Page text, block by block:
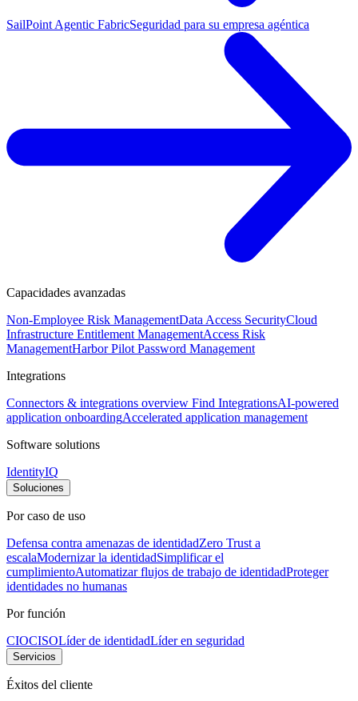
SailPoint Agentic FabricSeguridad para su empresa agéntica
Capacidades avanzadas
Non-Employee Risk ManagementData Access SecurityCloud
Infrastructure Entitlement ManagementAccess Risk
ManagementHarbor Pilot Password Management
Integrations
Connectors & integrations overview Find IntegrationsAI-powered
application onboardingAccelerated application management
Software solutions
IdentityIQ
Soluciones
Por caso de uso
Defensa contra amenazas de identidadZero Trust a
escalaModernizar la identidadSimplificar el
cumplimientoAutomatizar flujos de trabajo de identidadProteger
identidades no humanas
Por función
CIOCISOLíder de identidadLíder en seguridad
Servicios
Éxitos del cliente